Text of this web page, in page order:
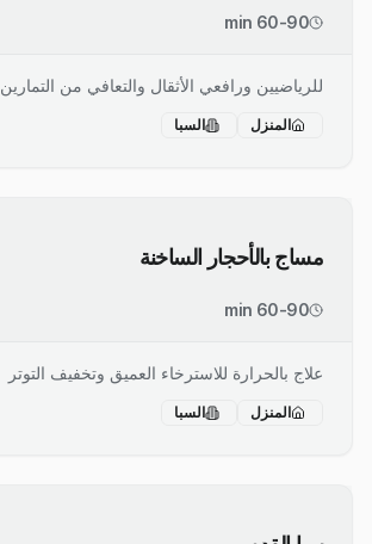
60-90 min
للرياضيين ورافعي الأثقال والتعافي من التمارين
المنزل السبا
مساج بالأحجار الساخنة
60-90 min
علاج بالحرارة للاسترخاء العميق وتخفيف التوتر
المنزل السبا